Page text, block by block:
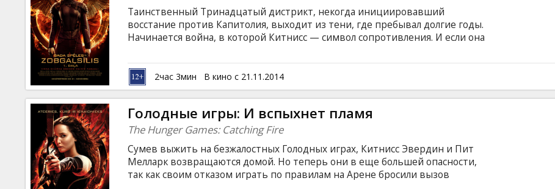
Таинственный Тринадцатый дистрикт, некогда инициировавший
восстание против Капитолия, выходит из тени, где пребывал долгие годы.
Начинается война, в которой Китнисс — символ сопротивления. И если она
принесли в жертву чужим интересам, ей придется стать сильнее, чем на
арене Голодных игр… Фильм на английском языке с субтитрами на
латышском и русском языках.
2час 3мин В кино с 21.11.2014
Голодные игры: И вспыхнет пламя
The Hunger Games: Catching Fire
Сумев выжить на безжалостных Голодных играх, Китнисс Эвердин и Пит
Мелларк возвращаются домой. Но теперь они в еще большей опасности,
так как своим отказом играть по правилам на Арене бросили вызов